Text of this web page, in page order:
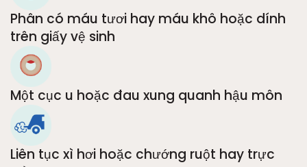
Phân có máu tươi hay máu khô hoặc dính
trên giấy vệ sinh
Một cục u hoặc đau xung quanh hậu môn
Liên tục xì hơi hoặc chướng ruột hay trực